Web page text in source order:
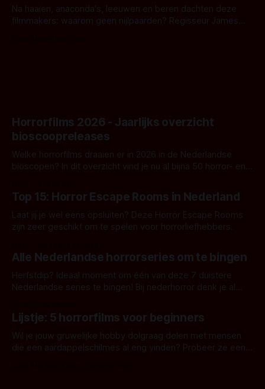
Na haaien, anaconda's, leeuwen en beren dachten deze
filmmakers: waarom geen nijlpaarden? Regisseur James
Horrorfilms 2026 - Jaarlijks overzicht
bioscoopreleases
Welke horrorfilms draaien er in 2026 in de Nederlandse
bioscopen? In dit overzicht vind je nu al bijna 50 horror- en
Top 15: Horror Escape Rooms in Nederland
Laat jij je wel eens opsluiten? Deze Horror Escape Rooms
zijn zeer geschikt om te spelen voor horrorliefhebbers.
Alle Nederlandse horrorseries om te bingen
Herfstdip? Ideaal moment om één van deze 7 duistere
Nederlandse series te bingen! Bij nederhorror denk je al
Amsterdamned of The Johnsons. Maar Nederlandse horror
is niet beperkt tot films. Hier een aantal Nederlandse tv-
series uit het duistere of horrorgenre. Als
Lijstje: 5 horrorfilms voor beginners
Wil je jouw gruwelijke hobby dolgraag delen met mensen
die een aardappelschilmes al eng vinden? Probeer ze eens